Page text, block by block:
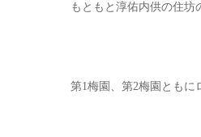
もともと淳佑内供の住坊
第1梅園、第2梅園ともに